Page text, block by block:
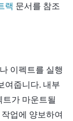
랙 문서를 참조
이펙트를 실행
여줍니다. 내부
가 마운트될
업에 양보하여